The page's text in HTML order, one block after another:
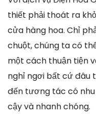
thiết phải thoát ra
cửa hàng hoa. Chỉ
chuột, chúng ta có
một cách thuận tiện
nghỉ ngơi bất cứ đâu
đến tương tác có
cậy và nhanh chóng.